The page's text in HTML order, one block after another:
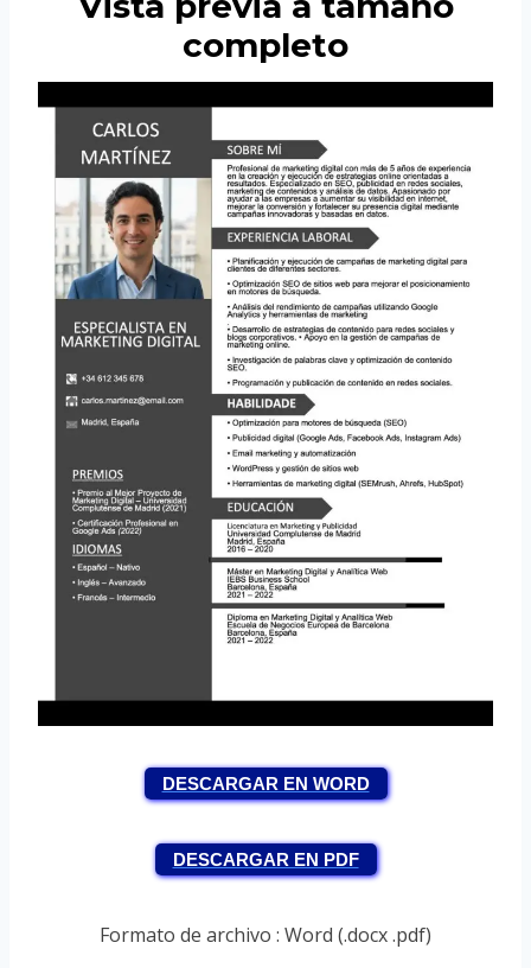
completo
DESCARGAR EN WORD
DESCARGAR EN PDF
Formato de archivo : Word (.docx .pdf)